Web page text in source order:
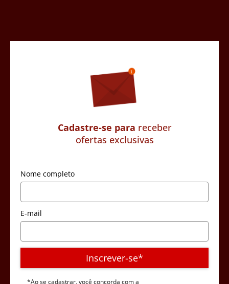
Cadastre-se para receber
ofertas exclusivas
Nome completo
E-mail
Inscrever-se*
*Ao se cadastrar, você concorda com a